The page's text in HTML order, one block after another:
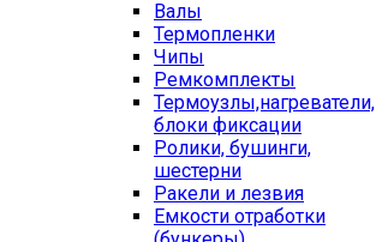
Валы
Термопленки
Чипы
Ремкомплекты
Термоузлы,нагреватели,
блоки фиксации
Ролики, бушинги,
шестерни
Ракели и лезвия
Емкости отработки